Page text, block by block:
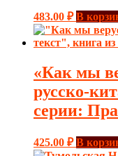
483.00 ₽ В
«Как мы
русско-
серии:
425.00 ₽ В